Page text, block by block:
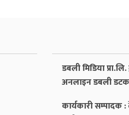
डबली मिडिया
अनलाइन डबली
कार्यकारी सम्पादक :